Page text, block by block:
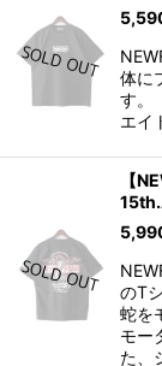
体に
す。
エイ
【
のT
蛇を
モー
た、